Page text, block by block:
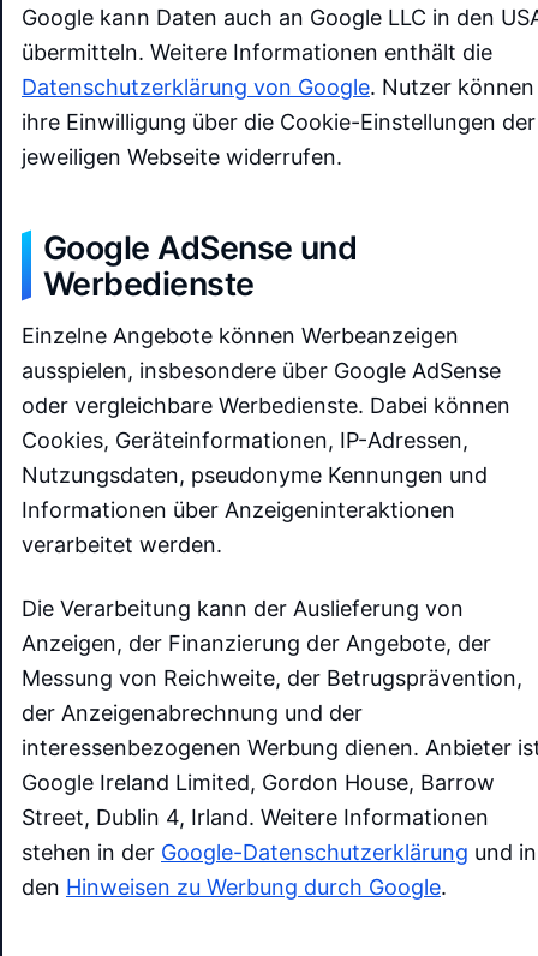
Google kann Daten auch an Google LLC in den
übermitteln. Weitere Informationen enthält die
Datenschutzerklärung von Google. Nutzer können
ihre Einwilligung über die Cookie-Einstellungen der
jeweiligen Webseite widerrufen.
Google AdSense und
Werbedienste
Einzelne Angebote können Werbeanzeigen
ausspielen, insbesondere über Google AdSense
oder vergleichbare Werbedienste. Dabei können
Cookies, Geräteinformationen, IP-Adressen,
Nutzungsdaten, pseudonyme Kennungen und
Informationen über Anzeigeninteraktionen
verarbeitet werden.
Die Verarbeitung kann der Auslieferung von
Anzeigen, der Finanzierung der Angebote, der
Messung von Reichweite, der Betrugsprävention,
der Anzeigenabrechnung und der
interessenbezogenen Werbung dienen. Anbieter
Google Ireland Limited, Gordon House, Barrow
Street, Dublin 4, Irland. Weitere Informationen
stehen in der Google-Datenschutzerklärung und in
den Hinweisen zu Werbung durch Google.